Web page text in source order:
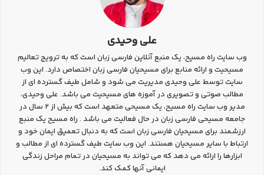
علی وحیدی
وب سایت راه مسیح، یک منبع آنلاین فارسی زبان است که به ترویج تعالیم
مسیحیت و ارائه منابع برای مسیحیان فارسی زبان اختصاص دارد. این وب
سایت توسط علی وحیدی مدیریت می شود و شامل طیف گسترده ای از
مطالب صوتی و تصویری در آموزه های مسیحیت می باشد. علی وحیدی،
مدیر وب سایت راه مسیح، یک مسیحی متعهد است که بیش از 2 سال در
جامعه مسیحی فارسی زبان در حال فعالیت می باشد . راه مسیح یک منبع
ارزشمند برای مسیحیان فارسی زبان است که به دنبال تعمیق ایمان خود و
ارتباط با سایر مسیحیان هستند. این وب سایت طیف گسترده ای از مطالب و
ابزارها را ارائه می دهد که می تواند به مسیحیان در تمام مراحل زندگی
ایمانی آنها کمک کند.